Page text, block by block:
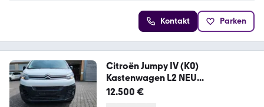
Kontakt Parken
Citroën Jumpy IV (K0)
Kastenwagen L2 NEU...
12.500 €